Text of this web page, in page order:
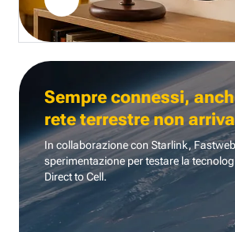
Sempre connessi,
rete terrestre non arriva
In collaborazione con Starlink,
sperimentazione per testare la
Direct to Cell.